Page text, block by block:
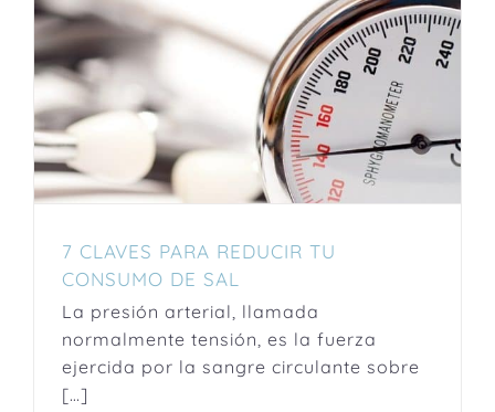
7 CLAVES PARA REDUCIR TU
CONSUMO DE SAL
La presión arterial, llamada
normalmente tensión, es la fuerza
ejercida por la sangre circulante sobre
[…]